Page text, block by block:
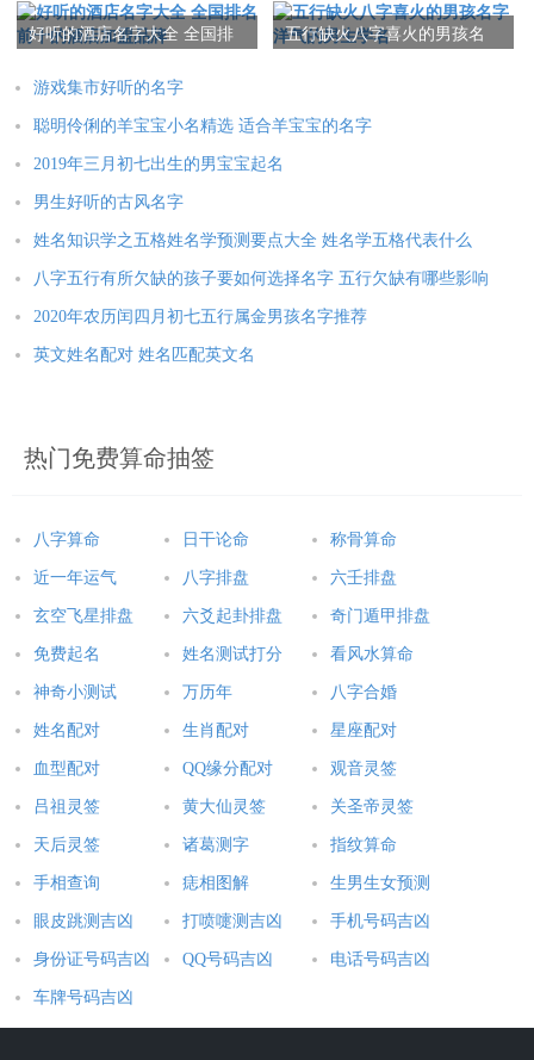
本文： 好听的天龙八部名字大全
好听的酒店名字大全 全国排
五行缺火八字喜火的男孩名
游戏集市好听的名字
聪明伶俐的羊宝宝小名精选 适合羊宝宝的名字
2019年三月初七出生的男宝宝起名
男生好听的古风名字
姓名知识学之五格姓名学预测要点大全 姓名学五格代表什么
八字五行有所欠缺的孩子要如何选择名字 五行欠缺有哪些影响
2020年农历闰四月初七五行属金男孩名字推荐
英文姓名配对 姓名匹配英文名
热门免费算命抽签
八字算命 日干论命 称骨算命
近一年运气 八字排盘 六壬排盘
玄空飞星排盘 六爻起卦排盘 奇门遁甲排盘
免费起名 姓名测试打分 看风水算命
神奇小测试 万历年 八字合婚
姓名配对 生肖配对 星座配对
血型配对 QQ缘分配对 观音灵签
吕祖灵签 黄大仙灵签 关圣帝灵签
天后灵签 诸葛测字 指纹算命
手相查询 痣相图解 生男生女预测
眼皮跳测吉凶 打喷嚏测吉凶 手机号码吉凶
身份证号码吉凶 QQ号码吉凶 电话号码吉凶
车牌号码吉凶